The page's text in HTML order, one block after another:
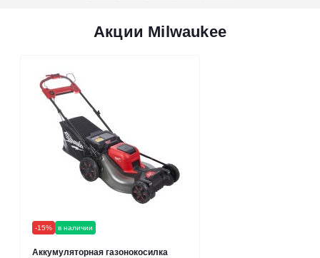
Акции Milwaukee
-15% в наличии
Аккумуляторная газонокосилка